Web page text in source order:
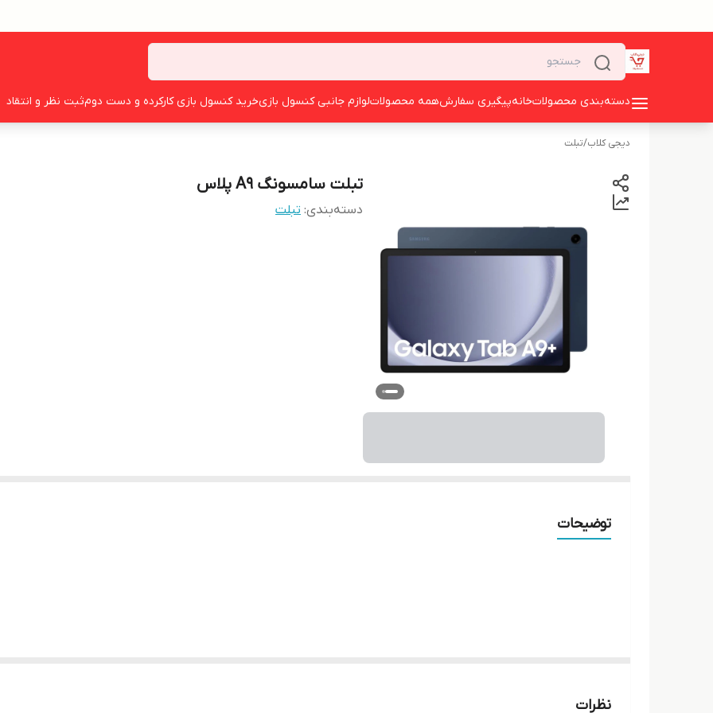
دسته‌بندی محصولاتخانهپیگیری سفارشهمه محصولاتلوازم جانبی کنسول بازیخرید کنسول بازی کارکرده و دست دومثبت نظر و انتقاد
دیجی کلاب/تبلت
تبلت سامسونگ A9 پلاس
دسته‌بندی: تبلت
توضیحات
تبلت گلکسی تب A9 پلاس سامسونگ
نظرات